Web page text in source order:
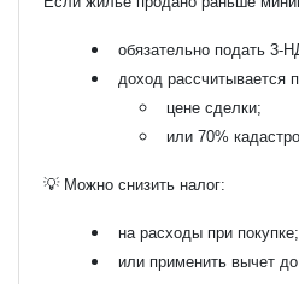
обязательно подать 3-
доход рассчитывается
цене сделки;
или 70%
💡 Можно снизить налог:
на расходы при покупке;
или применить вычет